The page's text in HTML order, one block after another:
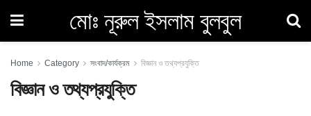
মোঃ নূরুল ইসলাম বুলবুল
Home Category সংবাদ/কার্যক্রম বিজ্ঞান ও তথ্যপ্রযুক্তি
বিজ্ঞান ও তথ্যপ্রযুক্তি